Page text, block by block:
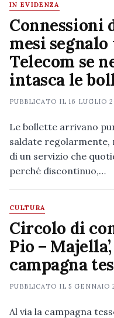
IN EVIDENZA
Connessioni
mesi segnalo
Telecom se
intasca le
PUBBLICATO IL16 LUGLIO
Le bollette arrivano
saldate regolarmente,
di un servizio che
perché discontinuo,…
CULTURA
Circolo di
Pio –
campagna
PUBBLICATO IL5 GENNAIO
Al via la campagna